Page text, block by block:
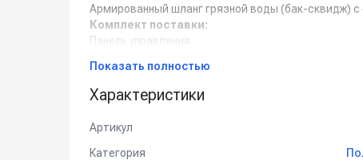
Армированный шланг грязной воды (бак-сквидж)
Комплект поставки:
Панель управления.
Всасывающая балка.
Резиновый сквидж (водосборное лезвие).
Транспортировочные колеса.
Комплект аккумуляторных GEL батарей 12В/113 Ач,
Внешнее зарядное устройство (24В/15А).
Показать полностью
Характеристики
Артикул
Категория